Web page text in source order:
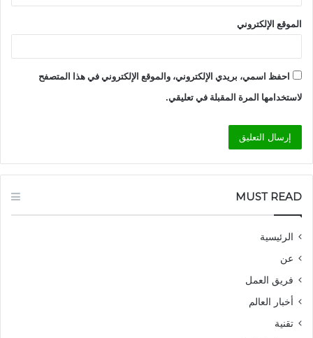
الموقع الإلكتروني
احفظ اسمي، بريدي الإلكتروني، والموقع الإلكتروني في هذا المتصفح
لاستخدامها المرة المقبلة في تعليقي.
MUST READ
الرئيسية
عن
فريق العمل
أخبار العالم
تقنية